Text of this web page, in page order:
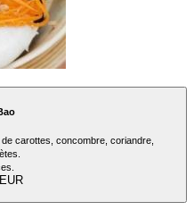
carottes, concombre, coriandre,